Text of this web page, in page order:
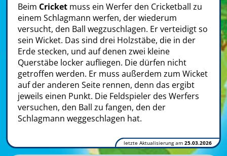
Beim Cricket muss ein Werfer den Cricketball zu
einem Schlagmann werfen, der wiederum
versucht, den Ball wegzuschlagen. Er verteidigt so
sein Wicket. Das sind drei Holzstäbe, die in der
Erde stecken, und auf denen zwei kleine
Querstäbe locker aufliegen. Die dürfen nicht
getroffen werden. Er muss außerdem zum Wicket
auf der anderen Seite rennen, denn das ergibt
jeweils einen Punkt. Die Feldspieler des Werfers
versuchen, den Ball zu fangen, den der
Schlagmann weggeschlagen hat.
letzte Aktualisierung am 25.03.2026